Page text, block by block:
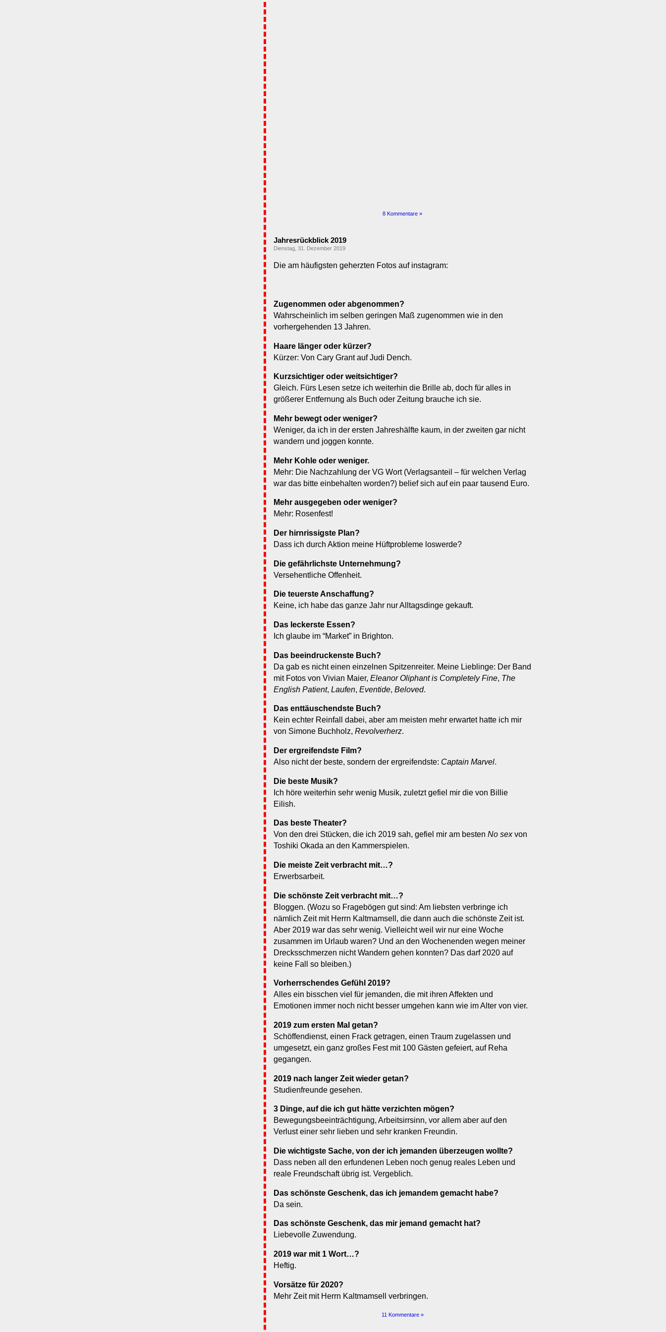
8 Kommentare »
Jahresrückblick 2019
Dienstag, 31. Dezember 2019
Die am häufigsten geherzten Fotos auf instagram:
Zugenommen oder abgenommen?
Wahrscheinlich im selben geringen Maß zugenommen wie in den
vorhergehenden 13 Jahren.
Haare länger oder kürzer?
Kürzer: Von Cary Grant auf Judi Dench.
Kurzsichtiger oder weitsichtiger?
Gleich. Fürs Lesen setze ich weiterhin die Brille ab, doch für alles in
größerer Entfernung als Buch oder Zeitung brauche ich sie.
Mehr bewegt oder weniger?
Weniger, da ich in der ersten Jahreshälfte kaum, in der zweiten gar nicht
wandern und joggen konnte.
Mehr Kohle oder weniger.
Mehr: Die Nachzahlung der VG Wort (Verlagsanteil – für welchen Verlag
war das bitte einbehalten worden?) belief sich auf ein paar tausend Euro.
Mehr ausgegeben oder weniger?
Mehr: Rosenfest!
Der hirnrissigste Plan?
Dass ich durch Aktion meine Hüftprobleme loswerde?
Die gefährlichste Unternehmung?
Versehentliche Offenheit.
Die teuerste Anschaffung?
Keine, ich habe das ganze Jahr nur Alltagsdinge gekauft.
Das leckerste Essen?
Ich glaube im “Market” in Brighton.
Das beeindruckenste Buch?
Da gab es nicht einen einzelnen Spitzenreiter. Meine Lieblinge: Der Band
mit Fotos von Vivian Maier, Eleanor Oliphant is Completely Fine, The
English Patient, Laufen, Eventide, Beloved.
Das enttäuschendste Buch?
Kein echter Reinfall dabei, aber am meisten mehr erwartet hatte ich mir
von Simone Buchholz, Revolverherz.
Der ergreifendste Film?
Also nicht der beste, sondern der ergreifendste: Captain Marvel.
Die beste Musik?
Ich höre weiterhin sehr wenig Musik, zuletzt gefiel mir die von Billie
Eilish.
Das beste Theater?
Von den drei Stücken, die ich 2019 sah, gefiel mir am besten No sexvon
Toshiki Okada an den Kammerspielen.
Die meiste Zeit verbracht mit…?
Erwerbsarbeit.
Die schönste Zeit verbracht mit…?
Bloggen. (Wozu so Fragebögen gut sind: Am liebsten verbringe ich
nämlich Zeit mit Herrn Kaltmamsell, die dann auch die schönste Zeit ist.
Aber 2019 war das sehr wenig. Vielleicht weil wir nur eine Woche
zusammen im Urlaub waren? Und an den Wochenenden wegen meiner
Drecksschmerzen nicht Wandern gehen konnten? Das darf 2020 auf
keine Fall so bleiben.)
Vorherrschendes Gefühl 2019?
Alles ein bisschen viel für jemanden, die mit ihren Affekten und
Emotionen immer noch nicht besser umgehen kann wie im Alter von vier.
2019 zum ersten Mal getan?
Schöffendienst, einen Frack getragen, einen Traum zugelassen und
umgesetzt, ein ganz großes Fest mit 100 Gästen gefeiert, auf Reha
gegangen.
2019 nach langer Zeit wieder getan?
Studienfreunde gesehen.
3 Dinge, auf die ich gut hätte verzichten mögen?
Bewegungsbeeinträchtigung, Arbeitsirrsinn, vor allem aber auf den
Verlust einer sehr lieben und sehr kranken Freundin.
Die wichtigste Sache, von der ich jemanden überzeugen wollte?
Dass neben all den erfundenen Leben noch genug reales Leben und
reale Freundschaft übrig ist. Vergeblich.
Das schönste Geschenk, das ich jemandem gemacht habe?
Da sein.
Das schönste Geschenk, das mir jemand gemacht hat?
Liebevolle Zuwendung.
2019 war mit 1 Wort…?
Heftig.
Vorsätze für 2020?
Mehr Zeit mit Herrn Kaltmamsell verbringen.
11 Kommentare »